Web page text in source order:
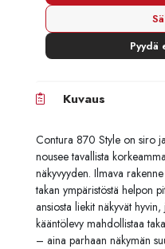
Pyydä
Kuvaus
Contura 870 Style on siro
nousee tavallista
näkyvyyden. Ilmava
takan ympäristöstä helpon
ansiosta liekit näkyvät
kääntölevy mahdollistaa
– aina parhaan näkymän